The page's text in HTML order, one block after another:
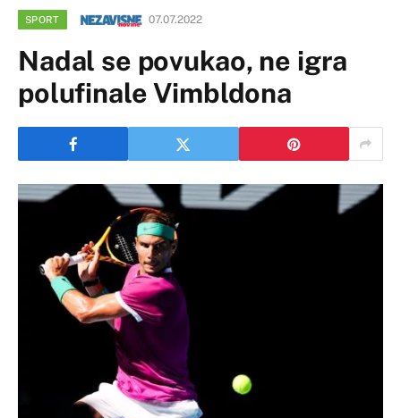
SPORT 07.07.2022
Nadal se povukao, ne igra
polufinale Vimbldona